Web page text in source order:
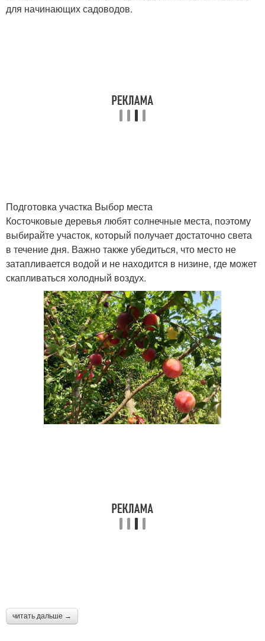
для начинающих садоводов.
Подготовка участка Выбор места
Косточковые деревья любят солнечные места, поэтому
выбирайте участок, который получает достаточно света
в течение дня. Важно также убедиться, что место не
затапливается водой и не находится в низине, где может
скапливаться холодный воздух.
читать дальше →